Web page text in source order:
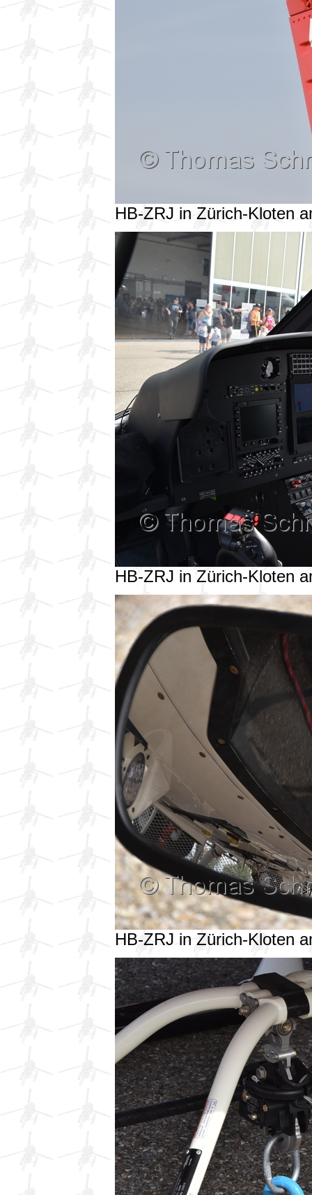
HB-ZRJ in Zürich-Kloten
HB-ZRJ in Zürich-Kloten
HB-ZRJ in Zürich-Kloten